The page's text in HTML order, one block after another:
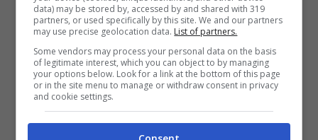
Inoltre, il cambio di direzione può distrarre i
cani e interrompere un potenziale confronto,
offrendo loro un nuovo stimolo su cui
data) may be stored by, accessed by and shared with 319
partners, or used specifically by this site. We and our partners
may use precise geolocation data. List of partners.
Some vendors may process your personal data on the basis
of legitimate interest, which you can object to by managing
your options below. Look for a link at the bottom of this page
or in the site menu to manage or withdraw consent in privacy
and cookie settings.